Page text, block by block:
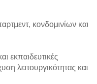
κονδομινίων και
εκπαιδευτικές
λειτουργικότητας και